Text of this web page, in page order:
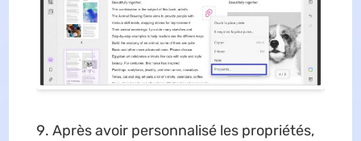
Après avoir personnalisé les propriétés,